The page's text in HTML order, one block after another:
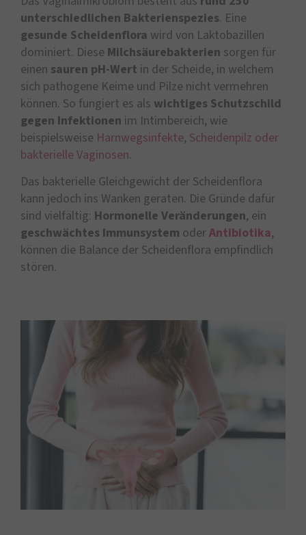
unterschiedlichen Bakterienspezies. Eine
gesunde Scheidenflora wird von Laktobazillen
dominiert. Diese Milchsäurebakterien sorgen für
einen sauren pH-Wert in der Scheide, in welchem
sich pathogene Keime und Pilze nicht vermehren
können. So fungiert es als wichtiges Schutzschild
gegen Infektionen im Intimbereich, wie
beispielsweise Harnwegsinfekte, Scheidenpilz oder
bakterielle Vaginosen.
Das bakterielle Gleichgewicht der Scheidenflora
kann jedoch ins Wanken geraten. Die Gründe dafür
sind vielfältig: Hormonelle Veränderungen, ein
geschwächtes Immunsystem oderAntibiotika,
können die Balance der Scheidenflora empfindlich
stören.